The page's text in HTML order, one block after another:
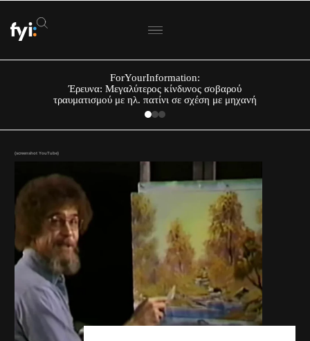
ForYourInformation:
Έρευνα: Μεγαλύτερος κίνδυνος σοβαρού
τραυματισμού με ηλ. πατίνι σε σχέση με μηχανή
(screenshot YouTube)